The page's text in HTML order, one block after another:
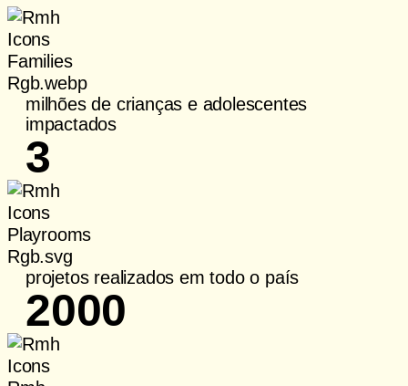
milhões de crianças e adolescentes
impactados
3
projetos realizados em todo o país
2000